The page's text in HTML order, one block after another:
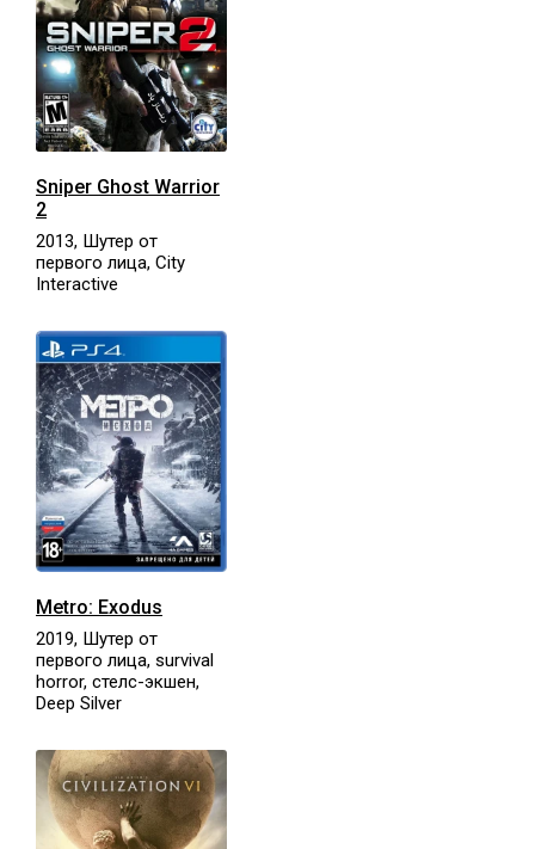
Sniper Ghost Warrior
2
2013, Шутер от
первого лица, City
Interactive
Metro: Exodus
2019, Шутер от
первого лица, survival
horror, стелс-экшен,
Deep Silver